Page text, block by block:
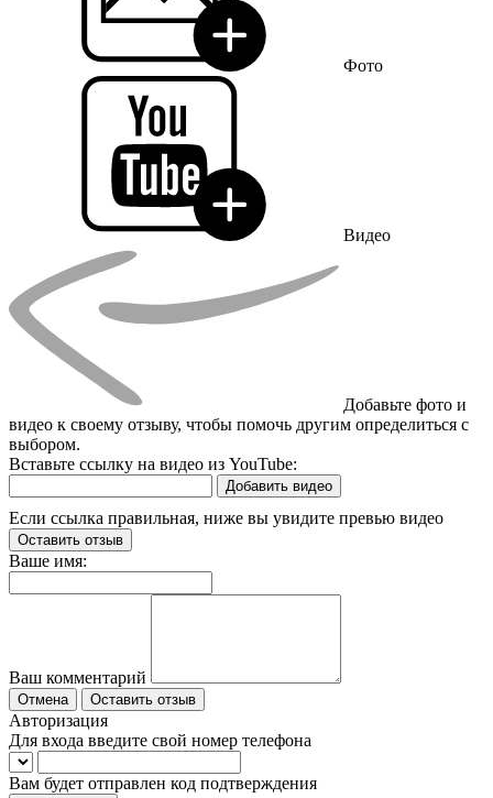
Фото
Видео
Добавьте фото и
видео к своему отзыву, чтобы помочь другим определиться с
выбором.
Вставьте ссылку на видео из YouTube:
Добавить видео
Если ссылка правильная, ниже вы увидите превью видео
Оставить отзыв
Ваше имя:
Ваш комментарий
Отмена Оставить отзыв
Авторизация
Для входа введите свой номер телефона
Вам будет отправлен код подтверждения